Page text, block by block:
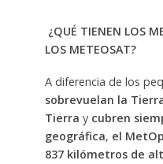
¿QUÉ TIENEN LOS
LOS METEOSAT?
A diferencia de los
sobrevuelan la
Tierra ycubren
geográfica, el
837 kilómetros de